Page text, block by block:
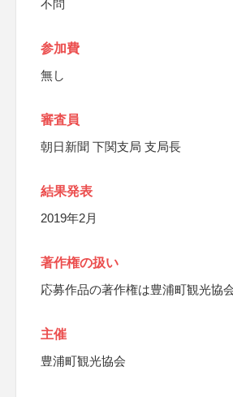
不問
参加費
無し
審査員
朝日新聞 下関支局 支局長
結果発表
2019年2月
著作権の扱い
応募作品の著作権は豊浦町観光協
主催
豊浦町観光協会